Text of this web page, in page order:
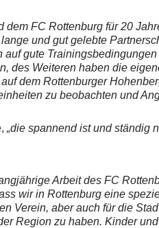
dem FC Rottenburg für 20
und gut gelebte
auf gute
des Weiteren haben die
dem Rottenburger
zu beobachten und
„die spannend ist und ständig
Arbeit des FC
wir in Rottenburg eine
Verein, aber auch für die
Region zu haben. Kinder